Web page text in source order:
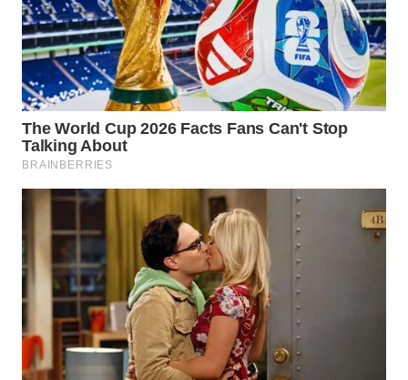
LAWAS
WN
SUMEDANG
WN
CIANJUR
WN
SERIBU
WN
TANGERANG
WN
BINJAI